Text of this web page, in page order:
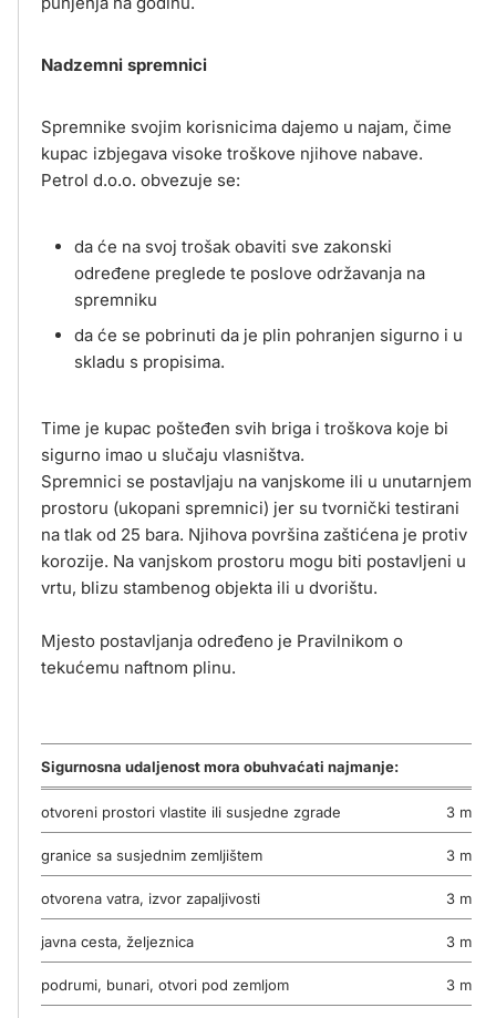
Nadzemni spremnici
Spremnike svojim korisnicima dajemo u najam, čime
kupac izbjegava visoke troškove njihove nabave.
Petrol d.o.o. obvezuje se:
da će na svoj trošak obaviti sve zakonski
određene preglede te poslove održavanja na
spremniku
da će se pobrinuti da je plin pohranjen sigurno i u
skladu s propisima.
Time je kupac pošteđen svih briga i troškova koje bi
sigurno imao u slučaju vlasništva.
Spremnici se postavljaju na vanjskome ili u unutarnjem
prostoru (ukopani spremnici) jer su tvornički testirani
na tlak od 25 bara. Njihova površina zaštićena je protiv
korozije. Na vanjskom prostoru mogu biti postavljeni u
vrtu, blizu stambenog objekta ili u dvorištu.
Mjesto postavljanja određeno je Pravilnikom o
tekućemu naftnom plinu.
Sigurnosna udaljenost mora obuhvaćati najmanje:
otvoreni prostori vlastite ili susjedne zgrade 3 m
granice sa susjednim zemljištem 3 m
otvorena vatra, izvor zapaljivosti 3 m
javna cesta, željeznica 3 m
podrumi, bunari, otvori pod zemljom 3 m